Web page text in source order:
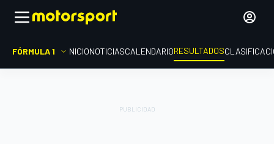
FÓRMULA 1 INICIONOTICIASCALENDARIORESULTADOS